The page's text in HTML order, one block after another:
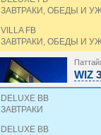
ЗАВТРАКИ, ОБЕДЫ И
VILLA FB
ЗАВТРАКИ, ОБЕДЫ И
WIZ
DELUXE BB
ЗАВТРАКИ
DELUXE BB